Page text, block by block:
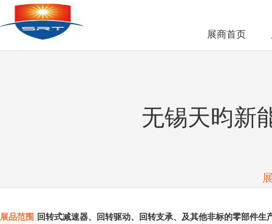
展商首页
无锡天昀新
展品范围 回转式减速器、回转驱动、回转支承、及其他非标的零部件生